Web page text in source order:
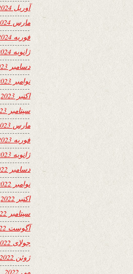
آوریل 2024
مارس 2024
فوریه 2024
ژانویه 2024
دسامبر 2023
نوامبر 2023
اکتبر 2023
سپتامبر 2023
مارس 2023
فوریه 2023
ژانویه 2023
دسامبر 2022
نوامبر 2022
اکتبر 2022
سپتامبر 2022
آگوست 2022
جولای 2022
ژوئن 2022
می 2022